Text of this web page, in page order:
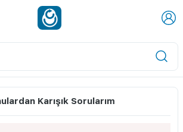
Karışık Sorularım